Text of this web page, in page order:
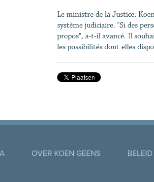
Le ministre de la Justice,
système judiciaire. "Si des
propos", a-t-il avancé. Il
les possibilités dont elles
OVER KOEN GEENS BELEID